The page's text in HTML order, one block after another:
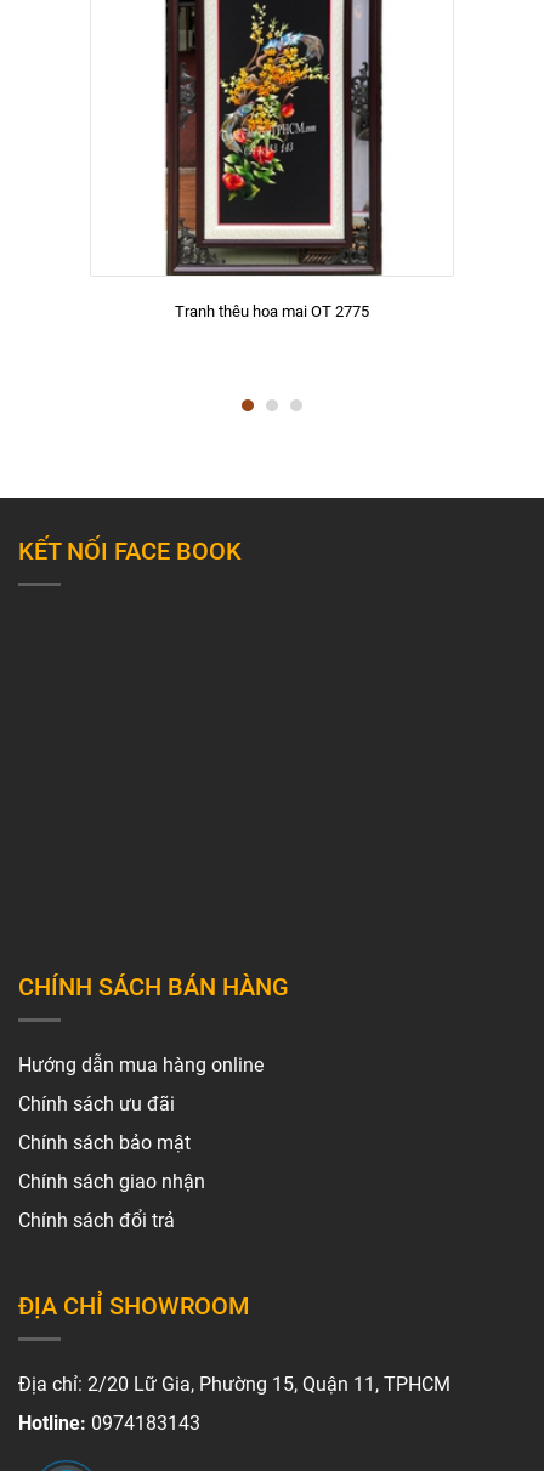
Tranh thêu hoa mai OT 2775
KẾT NỐI FACE BOOK
CHÍNH SÁCH BÁN HÀNG
Hướng dẫn mua hàng online
Chính sách ưu đãi
Chính sách bảo mật
Chính sách giao nhận
Chính sách đổi trả
ĐỊA CHỈ SHOWROOM
Địa chỉ: 2/20 Lữ Gia, Phường 15, Quận 11, TPHCM
Hotline: 0974183143